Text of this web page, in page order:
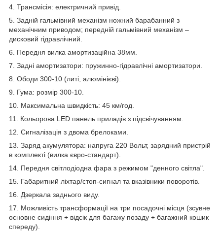
4. Трансмісія: електричний привід.
5. Задній гальмівний механізм ножний барабанний з
механічним приводом; передній гальмівний механізм –
дисковий гідравлічний.
6. Передня вилка амортизаційна 38мм.
7. Задні амортизатори: пружинно-гідравлічні амортизатори.
8. Ободи 300-10 (литі, алюмінієві).
9. Гума: розмір 300-10.
10. Максимальна швидкість: 45 км/год.
11. Кольорова LED панель приладів з підсвічуванням.
12. Сигналізація з двома брелоками.
13. Заряд акумулятора: напруга 220 Вольт, зарядний пристрій
в комплекті (вилка євро-стандарт).
14. Передня світлодіодна фара з режимом "денного світла".
15. Габаритний ліхтар/стоп-сигнал та вказівники поворотів.
16. Дзеркала заднього виду.
17. Можливість трансформації на три посадочні місця (зсувне
основне сидіння + відсік для багажу позаду + багажний кошик
спереду).